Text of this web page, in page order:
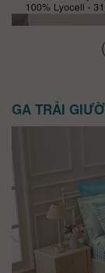
GA TRẢI